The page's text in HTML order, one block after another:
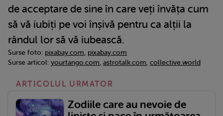
de acceptare de sine în care veți învăța cum
să vă iubiți pe voi înșivă pentru ca alții la
rândul lor să vă iubească.
Surse foto: pixabay.com pixabay.com
Surse articol: yourtango.com astrotalk.com collective.world
ARTICOLUL URMATOR
Zodiile care au nevoie de